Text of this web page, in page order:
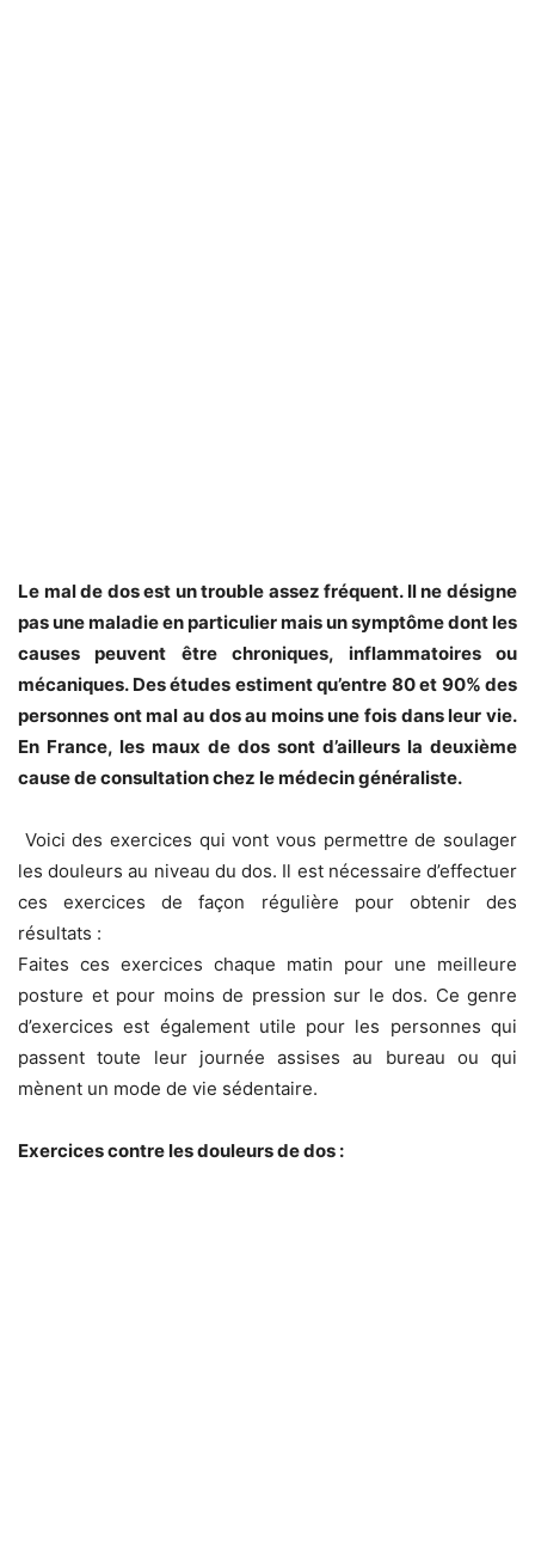
Le mal de dos est un trouble assez fréquent. Il ne désigne
pas une maladie en particulier mais un symptôme dont les
causes peuvent être chroniques, inflammatoires ou
mécaniques. Des études estiment qu’entre 80 et 90% des
personnes ont mal au dos au moins une fois dans leur vie.
En France, les maux de dos sont d’ailleurs la deuxième
cause de consultation chez le médecin généraliste.
Voici des exercices qui vont vous permettre de soulager
les douleurs au niveau du dos. Il est nécessaire d’effectuer
ces exercices de façon régulière pour obtenir des
résultats :
Faites ces exercices chaque matin pour une meilleure
posture et pour moins de pression sur le dos. Ce genre
d’exercices est également utile pour les personnes qui
passent toute leur journée assises au bureau ou qui
mènent un mode de vie sédentaire.
Exercices contre les douleurs de dos :